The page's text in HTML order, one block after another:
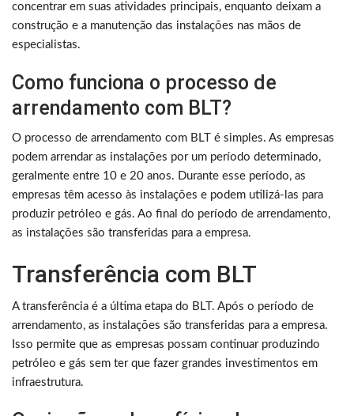
concentrar em suas atividades principais, enquanto deixam a
construção e a manutenção das instalações nas mãos de
especialistas.
Como funciona o processo de
arrendamento com BLT?
O processo de arrendamento com BLT é simples. As empresas
podem arrendar as instalações por um período determinado,
geralmente entre 10 e 20 anos. Durante esse período, as
empresas têm acesso às instalações e podem utilizá-las para
produzir petróleo e gás. Ao final do período de arrendamento,
as instalações são transferidas para a empresa.
Transferência com BLT
A transferência é a última etapa do BLT. Após o período de
arrendamento, as instalações são transferidas para a empresa.
Isso permite que as empresas possam continuar produzindo
petróleo e gás sem ter que fazer grandes investimentos em
infraestrutura.